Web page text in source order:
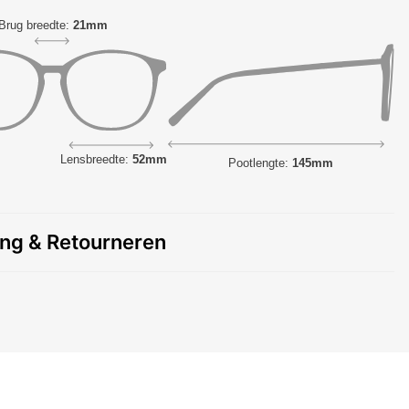
Brug breedte: 21mm
Lensbreedte: 52mm Pootlengte: 145mm
& Retourneren